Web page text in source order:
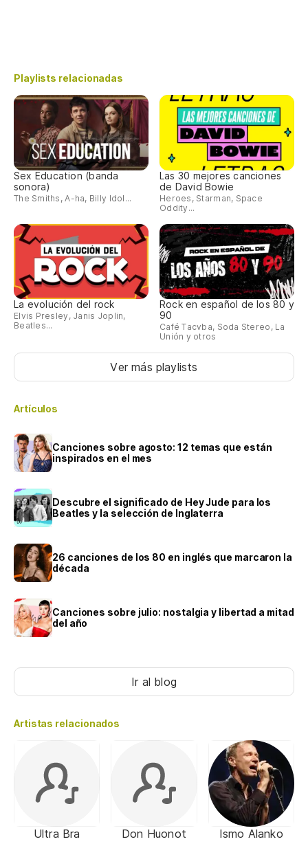
Playlists relacionadas
Sex Education (banda
sonora)
The Smiths, A-ha, Billy Idol...
Las 30 mejores canciones
de David Bowie
Heroes, Starman, Space
Oddity...
La evolución del rock
Elvis Presley, Janis Joplin,
Beatles...
Rock en español de los 80 y
90
Café Tacvba, Soda Stereo, La
Unión y otros
Ver más playlists
Artículos
Canciones sobre agosto: 12 temas que están
inspirados en el mes
Descubre el significado de Hey Jude para los
Beatles y la selección de Inglaterra
26 canciones de los 80 en inglés que marcaron la
década
Canciones sobre julio: nostalgia y libertad a mitad
del año
Ir al blog
Artistas relacionados
Ultra Bra Don Huonot Ismo Alanko